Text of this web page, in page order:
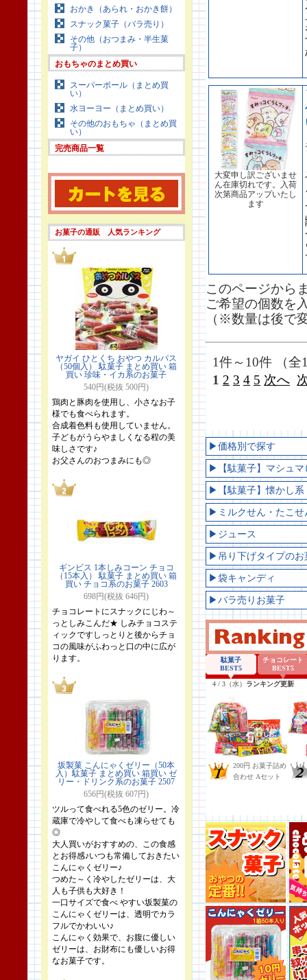
おかき（あられ・おかき餅）
スナック菓子（バラ売り）
その他（おつまみ・半生菓
子）
おもちゃのまとめ買い
スーパーボール（まとめ買
い）
水ヨーヨー（まとめ買い）
その他のおもちゃ（まとめ買
い）
完売商品一覧
お菓子の通販 人気ランキング
ヤガイ ひとくち おやつ カルパス
（50個入） 駄菓子 まとめ買い 箱
買い 珍味・イカ系のお菓子
540円(税抜 500円)
鶏肉と豚肉を使用し、小さなお子
様でも食べられます。
合成着色料も使用していません。
子どもがうらやましくなる程の美
味しさです♪
お父さんのおつまみにも◎
ギンビス 1本しみコーン チョコ
（15本入） 駄菓子 まとめ買い 箱
買い チョコ系のお菓子 2603
698円(税抜 646円)
チョコレートにスナックにじわ～
っとしみこんだ★ しみチョコステ
ィックですしっとりと後からチョ
コの風味がふわっと口の中に広が
ります。
坂製菓 こんにゃくゼリー（50本
入）駄菓子 まとめ買い 箱買い ゼ
リー・ドリンク系のお菓子 2507
656円(税抜 607円)
ツルって食べれる5色のゼリー。冷
蔵庫で冷やして食べも凍らせても
◎
大人買いがおすすめの、この食感
とお得感♪いつも常備しておきたい
こんにゃくゼリー♪
つめた～く冷やしたゼリーは、大
人も子供も大好き！
一口サイズで食べ やすい坂製菓の
こんにゃくゼリーは、透明でカラ
フルでかわいい♪
こんにゃく効果で、お腹に優しい
ゼリーは、お財布にも優しいお得
なお菓子です。
大変申し訳ございませ
ん在庫切れです。入荷
次第商品アップいたし
ます
このページから
ご希望の個数を
（※数量は後で
1件～10件 （
1 2 3 4 5 次へ
▶価格別で探す
▶【駄菓子】マシュマ
▶【駄菓子】懐かし系
▶ミルクせん・たこせ
▶ジュース
▶吊り下げタイプのお
▶袋キャンディ
▶バラ売りお菓子